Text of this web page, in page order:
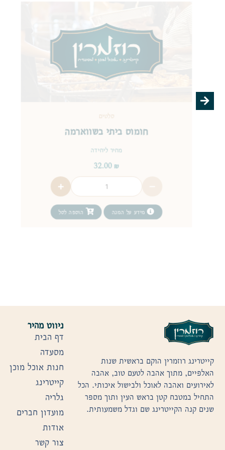
סלטים
חומוס ביתי בשווארמה
מחיר ליחידה
32.00 ₪
מידע על המנה הוספה לסל
קייטרינג רוזמרין הוקם בראשית שנות
האלפיים, מתוך אהבה לטעם טוב, אהבה
לאירועים ואהבה לאוכל ולבישול איכותי. הכל
התחיל במטבח קטן בראש העין ותוך מספר
שנים קנה הקייטרינג שם וגדל משמעותית.
ניווט מהיר
דף הבית
מסעדה
חנות אוכל מוכן
קייטרינג
גלריה
מועדון חברים
אודות
צור קשר